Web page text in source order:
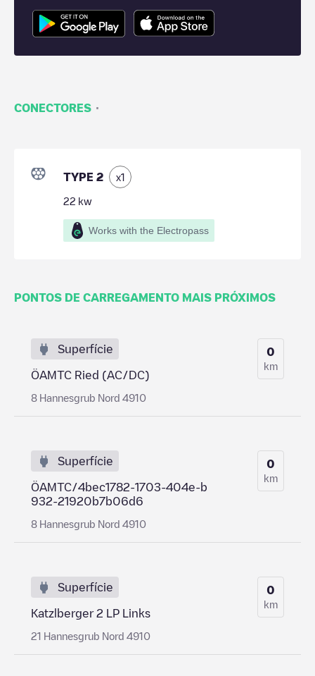
CONECTORES ·
TYPE 2 x1
22 kw
Works with the Electropass
PONTOS DE CARREGAMENTO MAIS PRÓXIMOS
Superfície
ÖAMTC Ried (AC/DC)
8 Hannesgrub Nord 4910
0
km
Superfície
ÖAMTC/4bec1782-1703-404e-b
932-21920b7b06d6
8 Hannesgrub Nord 4910
0
km
Superfície
Katzlberger 2 LP Links
21 Hannesgrub Nord 4910
0
km